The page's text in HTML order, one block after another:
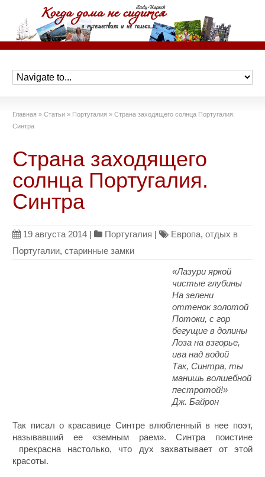
Главная » Статьи » Португалия » Страна заходящего солнца Португалия.
Синтра
Страна заходящего
солнца Португалия.
Синтра
19 августа 2014 | Португалия | Европа,отдых в
Португалии,старинные замки
«Лазури яркой
чистые глубины
На зелени
оттенок золотой
Потоки, с гор
бегущие в долины
Лоза на взгорье,
ива над водой
Так, Синтра, ты
манишь волшебной
пестротой!»
Дж. Байрон
Так писал о красавице Синтре влюбленный в нее поэт,
называвший ее «земным раем». Синтра поистине
прекрасна настолько, что дух захватывает от этой
красоты.